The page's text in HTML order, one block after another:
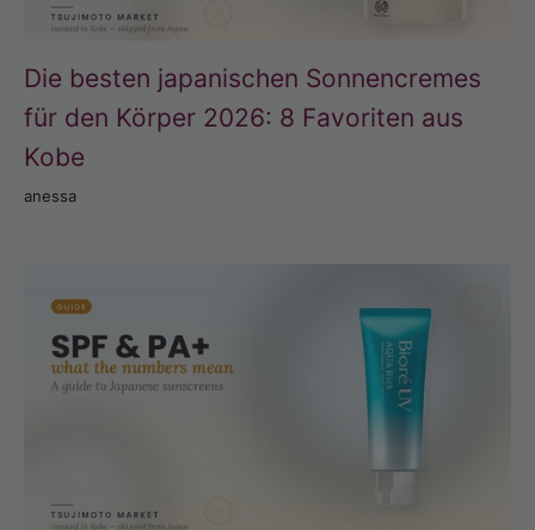
Die besten japanischen Sonnencremes
für den Körper 2026: 8 Favoriten aus
Kobe
anessa